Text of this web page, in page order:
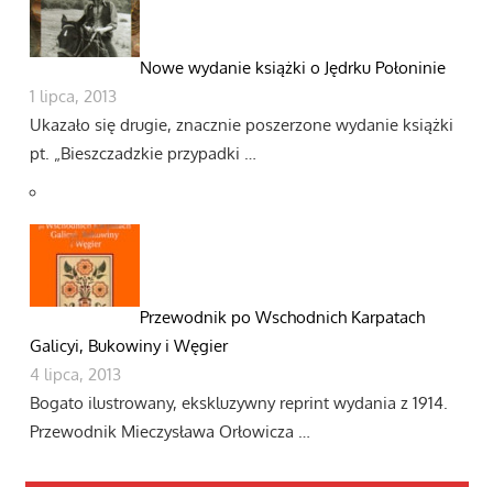
Nowe wydanie książki o Jędrku Połoninie
1 lipca, 2013
Ukazało się drugie, znacznie poszerzone wydanie książki
pt. „Bieszczadzkie przypadki …
Przewodnik po Wschodnich Karpatach
Galicyi, Bukowiny i Węgier
4 lipca, 2013
Bogato ilustrowany, ekskluzywny reprint wydania z 1914.
Przewodnik Mieczysława Orłowicza …